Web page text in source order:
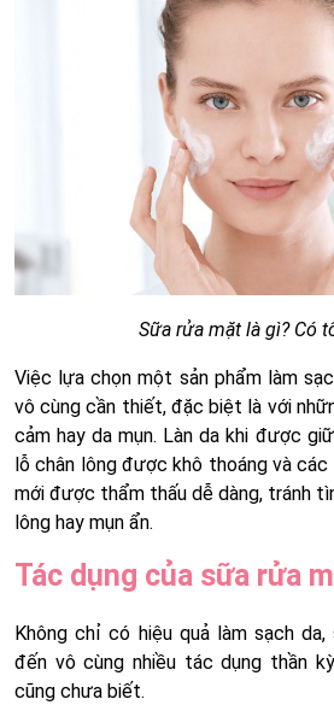
Sữa rửa mặt là gì? Có
Việc lựa chọn một sản phẩm làm
vô cùng cần thiết, đặc biệt là với
cảm hay da mụn. Làn da khi được
lỗ chân lông được khô thoáng và
mới được thẩm thấu dễ dàng, tránh
lông hay mụn ẩn.
Tác dụng của sữa rửa
Không chỉ có hiệu quả làm sạch
đến vô cùng nhiều tác dụng thần
cũng chưa biết.